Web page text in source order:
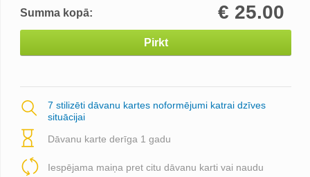
Summa kopā: € 25.00
Pirkt
7 stilizēti dāvanu kartes noformējumi katrai dzīves
situācijai
Dāvanu karte derīga 1 gadu
Iespējama maiņa pret citu dāvanu karti vai naudu